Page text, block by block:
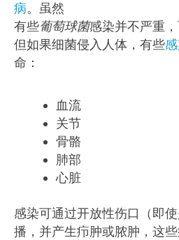
病。虽然
有些葡萄球菌感染并不严重
但如果细菌侵入人体，有些
命：
血流
关节
骨骼
肺部
心脏
感染可通过开放性伤口（即
播，并产生疖肿或脓肿，这